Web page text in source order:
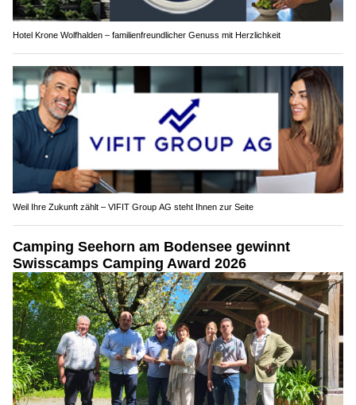
Hotel Krone Wolfhalden – familienfreundlicher Genuss mit Herzlichkeit
Weil Ihre Zukunft zählt – VIFIT Group AG steht Ihnen zur Seite
Camping Seehorn am Bodensee gewinnt
Swisscamps Camping Award 2026